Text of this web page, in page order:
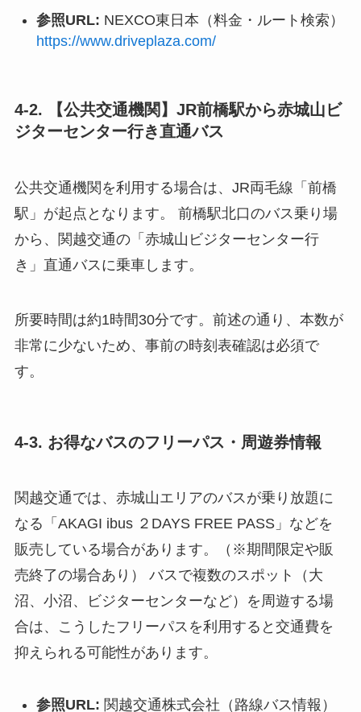
参照URL: NEXCO東日本（料金・ルート検索）
https://www.driveplaza.com/
4-2. 【公共交通機関】JR前橋駅から赤城山ビ
ジターセンター行き直通バス
公共交通機関を利用する場合は、JR両毛線「前橋
駅」が起点となります。 前橋駅北口のバス乗り場
から、関越交通の「赤城山ビジターセンター行
き」直通バスに乗車します。
所要時間は約1時間30分です。前述の通り、本数が
非常に少ないため、事前の時刻表確認は必須で
す。
4-3. お得なバスのフリーパス・周遊券情報
関越交通では、赤城山エリアのバスが乗り放題に
なる「AKAGI ibus ２DAYS FREE PASS」などを
販売している場合があります。（※期間限定や販
売終了の場合あり） バスで複数のスポット（大
沼、小沼、ビジターセンターなど）を周遊する場
合は、こうしたフリーパスを利用すると交通費を
抑えられる可能性があります。
参照URL: 関越交通株式会社（路線バス情報）